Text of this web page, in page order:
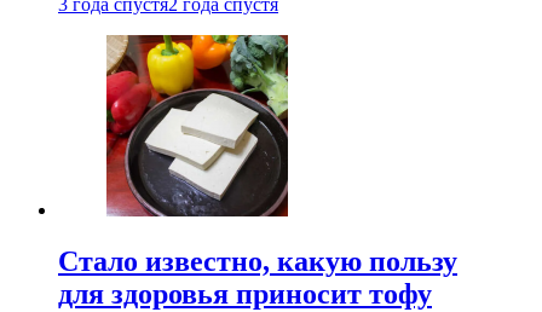
3 года спустя2 года спустя
Стало известно, какую пользу
для здоровья приносит тофу